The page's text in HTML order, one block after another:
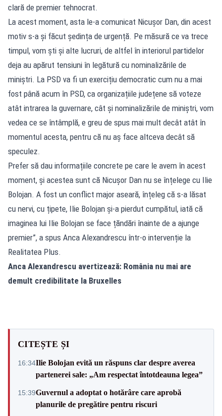
clară de premier tehnocrat.
La acest moment, asta le-a comunicat Nicușor Dan, din acest
motiv s-a și făcut ședința de urgență. Pe măsură ce va trece
timpul, vom ști și alte lucruri, de altfel în interiorul partidelor
deja au apărut tensiuni în legătură cu nominalizările de
miniștri. La PSD va fi un exercițiu democratic cum nu a mai
fost până acum în PSD, ca organizațiile județene să voteze
atât intrarea la guvernare, cât și nominalizările de miniștri, vom
vedea ce se întâmplă, e greu de spus mai mult decât atât în
momentul acesta, pentru că nu aș face altceva decât să
speculez.
Prefer să dau informațiile concrete pe care le avem în acest
moment, și acestea sunt că Nicușor Dan nu se înțelege cu Ilie
Bolojan. A fost un conflict major aseară, înțeleg că s-a lăsat
cu nervi, cu țipete, Ilie Bolojan și-a pierdut cumpătul, iată că
imaginea lui Ilie Bolojan se face țăndări înainte de a ajunge
premier”, a spus Anca Alexandrescu într-o intervenție la
Realitatea Plus.
Anca Alexandrescu avertizează: România nu mai are
demult credibilitate la Bruxelles
CITEȘTE ȘI
16:34Ilie Bolojan evită un răspuns clar despre averea
partenerei sale: „Am respectat întotdeauna legea”
15:39Guvernul a adoptat o hotărâre care aprobă
planurile de pregătire pentru riscuri